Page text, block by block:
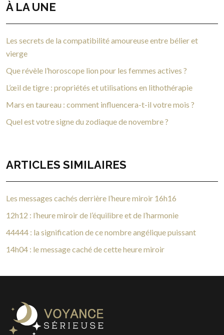
À LA UNE
Les secrets de la compatibilité amoureuse entre bélier et
vierge
Que révèle l’horoscope lion pour les femmes actives ?
L’œil de tigre : propriétés et utilisations en lithothérapie
Mars en taureau : comment influencera-t-il votre mois ?
Quel est votre signe du zodiaque de novembre ?
ARTICLES SIMILAIRES
Les messages cachés derrière l’heure miroir 16h16
12h12 : l’heure miroir de l’équilibre et de l’harmonie
44444 : la signification de ce nombre angélique puissant
14h04 : le message caché de cette heure miroir